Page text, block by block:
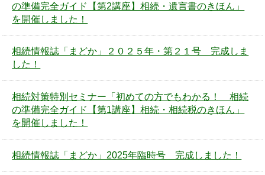
の準備完全ガイド【第2講座】相続・遺言書のきほん」
を開催しました！
相続情報誌「まどか」２０２５年・第２１号 完成しま
した！
相続対策特別セミナー「初めての方でもわかる！ 相続
の準備完全ガイド【第1講座】相続・相続税のきほん」
を開催しました！
相続情報誌「まどか」2025年臨時号 完成しました！